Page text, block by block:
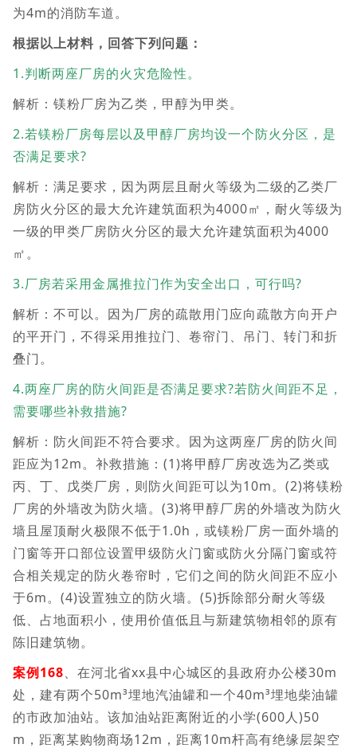
为4m的消防车道。
根据以上材料，回答下列问题：
1.判断两座厂房的火灾危险性。
解析：镁粉厂房为乙类，甲醇为甲类。
2.若镁粉厂房每层以及甲醇厂房均设一个防火分区，是
否满足要求?
解析：满足要求，因为两层且耐火等级为二级的乙类厂
房防火分区的最大允许建筑面积为4000㎡，耐火等级为
一级的甲类厂房防火分区的最大允许建筑面积为4000
㎡。
3.厂房若采用金属推拉门作为安全出口，可行吗?
解析：不可以。因为厂房的疏散用门应向疏散方向开户
的平开门，不得采用推拉门、卷帘门、吊门、转门和折
叠门。
4.两座厂房的防火间距是否满足要求?若防火间距不足，
需要哪些补救措施?
解析：防火间距不符合要求。因为这两座厂房的防火间
距应为12m。补救措施：(1)将甲醇厂房改选为乙类或
丙、丁、戊类厂房，则防火间距可以为10m。(2)将镁粉
厂房的外墙改为防火墙。(3)将甲醇厂房的外墙改为防火
墙且屋顶耐火极限不低于1.0h，或镁粉厂房一面外墙的
门窗等开口部位设置甲级防火门窗或防火分隔门窗或符
合相关规定的防火卷帘时，它们之间的防火间距不应小
于6m。(4)设置独立的防火墙。(5)拆除部分耐火等级
低、占地面积小，使用价值低且与新建筑物相邻的原有
陈旧建筑物。
案例168、在河北省xx县中心城区的县政府办公楼30m
处，建有两个50m³埋地汽油罐和一个40m³埋地柴油罐
的市政加油站。该加油站距离附近的小学(600人)50
m，距离某购物商场12m，距离10m杆高有绝缘层架空